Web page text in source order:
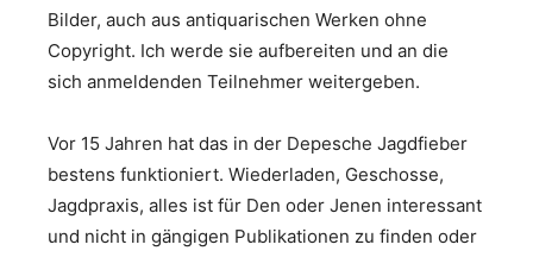
Bilder, auch aus antiquarischen Werken ohne
Copyright. Ich werde sie aufbereiten und an die
sich anmeldenden Teilnehmer weitergeben.
Vor 15 Jahren hat das in der Depesche Jagdfieber
bestens funktioniert. Wiederladen, Geschosse,
Jagdpraxis, alles ist für Den oder Jenen interessant
und nicht in gängigen Publikationen zu finden oder